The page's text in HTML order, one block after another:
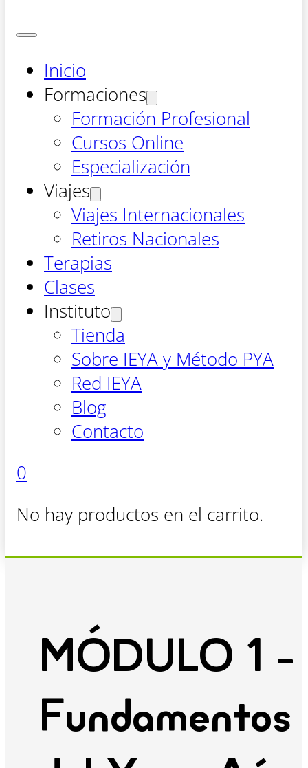
Inicio
Formaciones
Formación Profesional
Cursos Online
Especialización
Viajes
Viajes Internacionales
Retiros Nacionales
Terapias
Clases
Instituto
Tienda
Sobre IEYA y Método PYA
Red IEYA
Blog
Contacto
0
No hay productos en el carrito.
MÓDULO 1 -
Fundamentos